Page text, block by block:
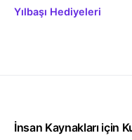
Yılbaşı Hediyeleri
İnsan Kaynakları için